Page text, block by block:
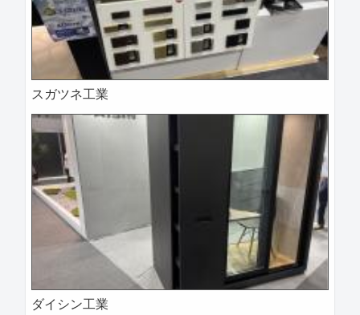
スガツネ工業
ダイシン工業